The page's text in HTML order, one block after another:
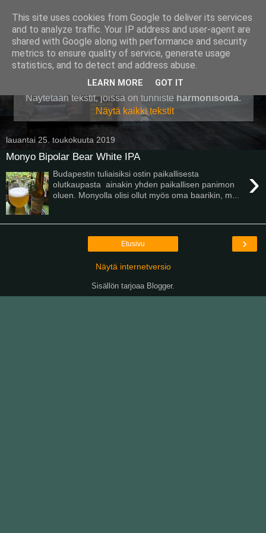
Pullollinen
Näytetään tekstit, joissa on tunniste harmonisoida.
Näytä kaikki tekstit
lauantai 25. toukokuuta 2019
Monyo Bipolar Bear White IPA
›
Budapestin tuliaisiksi ostin paikallisesta
olutkaupasta ainakin yhden paikallisen panimon
oluen. Monyolla olisi ollut myös oma baarikin, m...
›
Etusivu
Näytä internetversio
Sisällön tarjoaa Blogger.
This site uses cookies from Google to deliver its services
and to analyze traffic. Your IP address and user-agent are
shared with Google along with performance and security
metrics to ensure quality of service, generate usage
statistics, and to detect and address abuse.
LEARN MORE GOT IT